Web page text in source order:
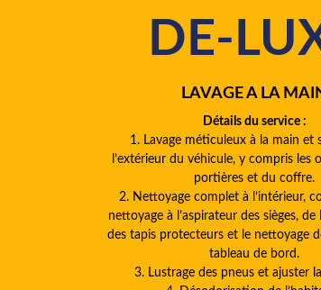
DE-
LAVAGE A LA
Détails du service :
1. Lavage méticuleux à la main et
l’extérieur du véhicule, y compris les
portières et du coffre.
2. Nettoyage complet à l’intérieur,
nettoyage à l’aspirateur des sièges,
des tapis protecteurs et le nettoyage
tableau de bord.
3. Lustrage des pneus et ajuster